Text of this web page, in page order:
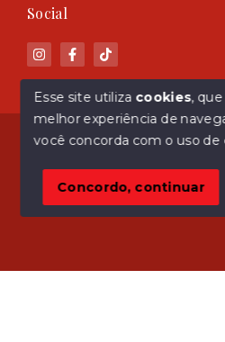
Olá! Estamos
Social
© Copyright 2026 - ASM
SITE PARA IMOBILIARIA
Esse site utiliza cookies,
melhor experiência de
você concorda com o uso de
Concordo, continuar